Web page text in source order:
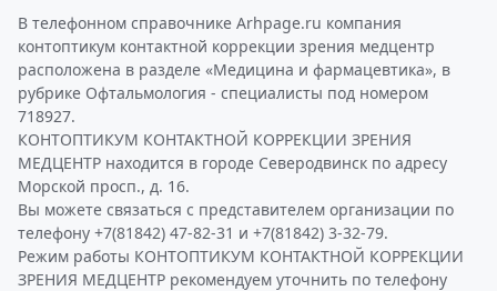
В телефонном справочнике Arhpage.ru компания
контоптикум контактной коррекции зрения медцентр
расположена в разделе «Медицина и фармацевтика», в
рубрике Офтальмология - специалисты под номером
718927.
КОНТОПТИКУМ КОНТАКТНОЙ КОРРЕКЦИИ ЗРЕНИЯ
МЕДЦЕНТР находится в городе Северодвинск по адресу
Морской просп., д. 16.
Вы можете связаться с представителем организации по
телефону +7(81842) 47-82-31 и +7(81842) 3-32-79.
Режим работы КОНТОПТИКУМ КОНТАКТНОЙ КОРРЕКЦИИ
ЗРЕНИЯ МЕДЦЕНТР рекомендуем уточнить по телефону